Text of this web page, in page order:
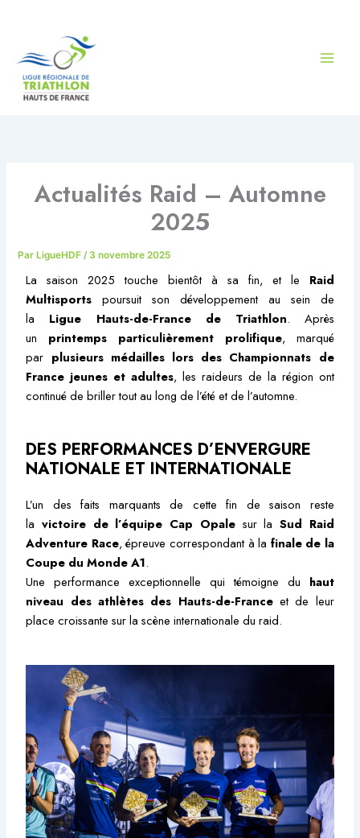
Actualités Raid – Automne
2025
ParLigueHDF / 3 novembre 2025
La saison 2025 touche bientôt à sa fin, et le Raid
Multisports poursuit son développement au sein de
la Ligue Hauts-de-France de Triathlon. Après
un printemps particulièrement prolifique, marqué
par plusieurs médailles lors des Championnats de
France jeunes et adultes, les raideurs de la région ont
continué de briller tout au long de l’été et de l’automne.
DES PERFORMANCES D’ENVERGURE
NATIONALE ET INTERNATIONALE
L’un des faits marquants de cette fin de saison reste
lavictoire de l’équipe Cap Opalesur la Sud Raid
Adventure Race, épreuve correspondant à la finale de la
Coupe du Monde A1.
Une performance exceptionnelle qui témoigne du haut
niveau des athlètes des Hauts-de-Franceet de leur
place croissante sur la scène internationale du raid.